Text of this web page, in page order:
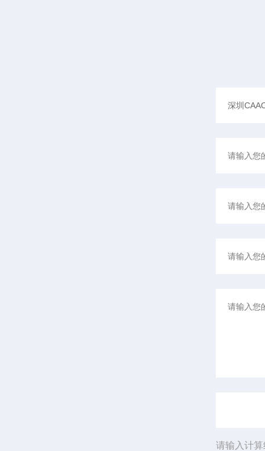
请输入计